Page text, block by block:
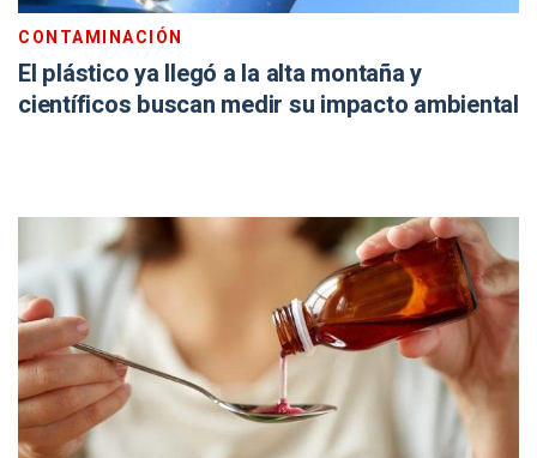
CONTAMINACIÓN
El plástico ya llegó a la alta montaña y
científicos buscan medir su impacto ambiental